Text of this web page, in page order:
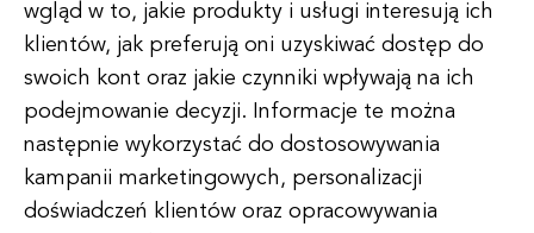
wgląd w to, jakie produkty i usługi interesują ich
klientów, jak preferują oni uzyskiwać dostęp do
swoich kont oraz jakie czynniki wpływają na ich
podejmowanie decyzji. Informacje te można
następnie wykorzystać do dostosowywania
kampanii marketingowych, personalizacji
doświadczeń klientów oraz opracowywania